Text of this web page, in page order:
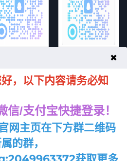
魔方极验验证码插
务交易市场
网页端SSH管理系
✖
，以下内容请务必知
信/支付宝快捷登录！
网主页在下方群二维码
的群，